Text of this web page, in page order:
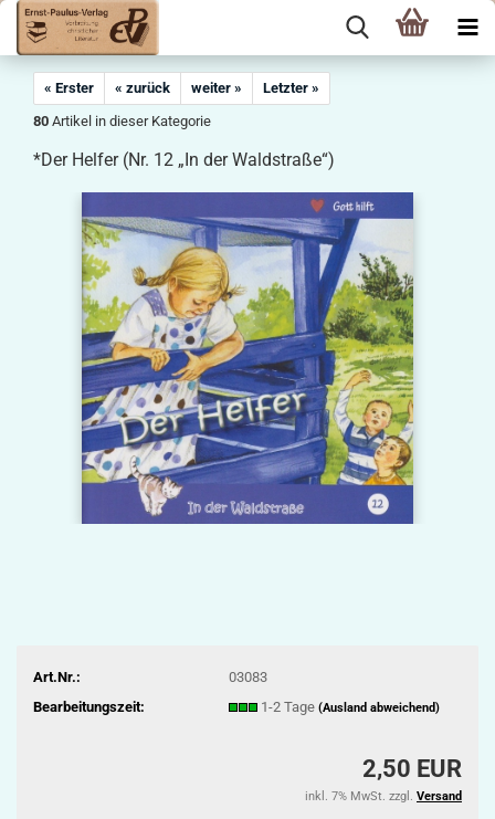
« Erster « zurück weiter »
Letzter »
80 Artikel in dieser Kategorie
*Der Helfer (Nr. 12 „In der Waldstraße“)
Art.Nr.:
03083
Bearbeitungszeit:
1-2 Tage (Ausland abweichend)
2,50 EUR
inkl. 7% MwSt. zzgl. Versand